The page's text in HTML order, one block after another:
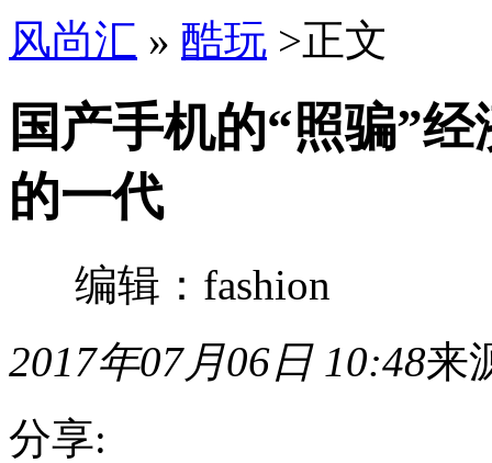
风尚汇 » 酷玩 >正文
国产手机的“照骗”
的一代
编辑：fashion
2017年07月06日 10:48来
分享: